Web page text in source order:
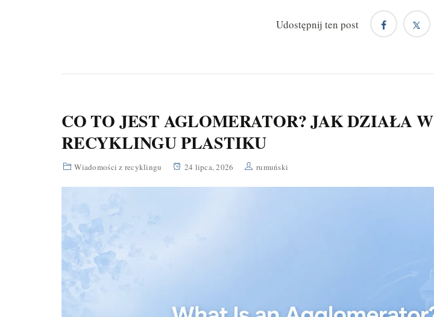
Udostępnij ten post
CO TO JEST AGLOMERATOR? JAK DZIAŁA W
RECYKLINGU PLASTIKU
Wiadomości z recyklingu 24 lipca, 2026 rumuński